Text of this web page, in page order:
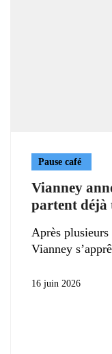
Pause café
Vianney
partent déjà
Après plusieurs
Vianney
16 juin 2026